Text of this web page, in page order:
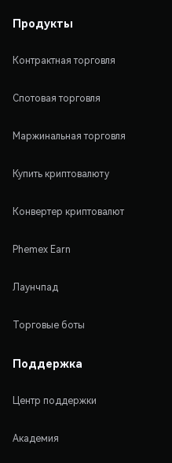
Продукты
Контрактная торговля
Спотовая торговля
Маржинальная торговля
Купить криптовалюту
Конвертер криптовалют
Phemex Earn
Лаунчпад
Торговые боты
Поддержка
Центр поддержки
Академия